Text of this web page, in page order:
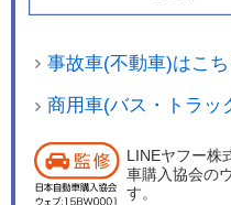
事故車(不動車)はこち
商用車(バス・トラッ
LINEヤフー株
車購入協会の
す。